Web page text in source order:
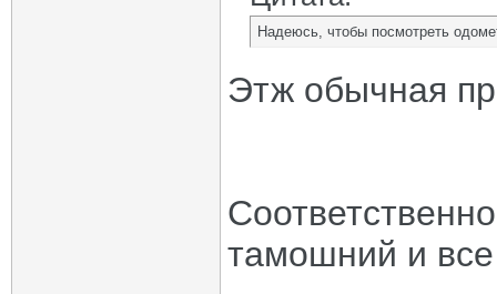
Надеюсь, чтобы посмотреть
Этж обычная
тамошний и